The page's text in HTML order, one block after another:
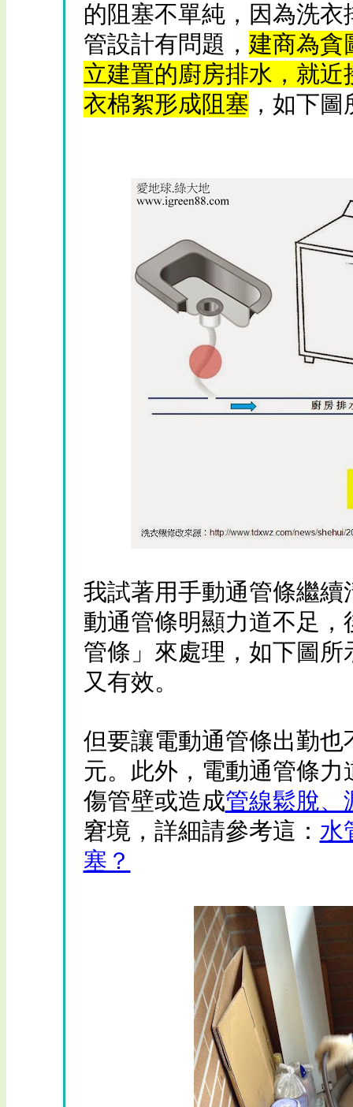
的阻塞不單純，因為洗
管設計有問題， 建商為貪
立建置的廚房排水，就
衣棉絮形成阻塞 ，如下
我試著用手動通管條繼
動通管條明顯力道不足
管條」來處理，如下圖
又有效。
但要讓電動通管條出勤也
元。此外，電動通管條
傷管壁或造成管線鬆脫、
窘境，詳細請參考這： 水
塞？